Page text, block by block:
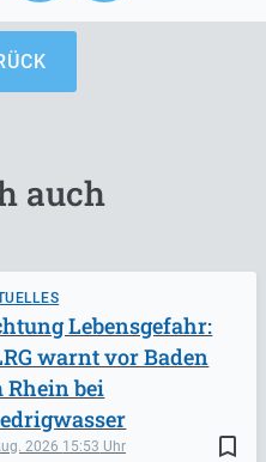
auch
bookmark_border
2026 15:53
Lebensgefahr:
warnt vor Baden
Rhein bei